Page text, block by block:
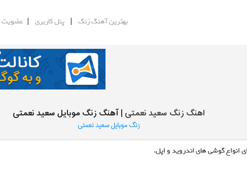
بهترین آهنگ زنگ |پنل کاربری | عضویت
اهنگ زنگ سعید نعمتی | آهنگ زنگ موبایل سعید نعمتی
زنگ موبایل سعید نعمتی
انواع گوشی های اندروید و اپل.